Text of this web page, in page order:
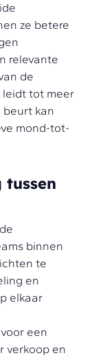
ze betere
relevante
de
leidt tot meer
beurt kan
mond-tot-
tussen
binnen
te
en
elkaar
een
verkoop en